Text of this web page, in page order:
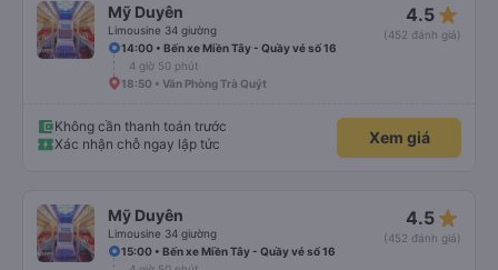
Mỹ Duyên
Limousine 34 giường
4.5 star_rate
(452 đánh giá)
14:00 • Bến xe Miền Tây - Quầy vé số 16
4 giờ 50 phút
18:50 • Văn Phòng Trà Quýt
Không cần thanh toán trước
Xác nhận chỗ ngay lập tức
Xem giá
Mỹ Duyên
Limousine 34 giường
4.5 star_rate
(452 đánh giá)
15:00 • Bến xe Miền Tây - Quầy vé số 16